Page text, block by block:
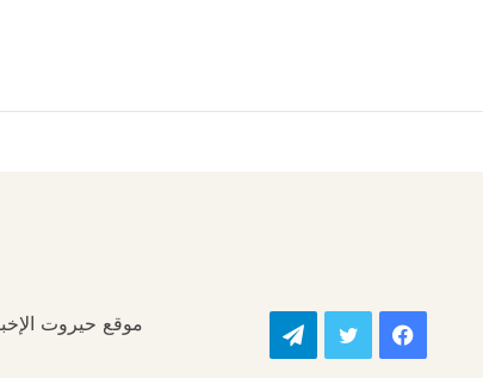
فيسبوك تويتر تيلقرام
موقع حيروت